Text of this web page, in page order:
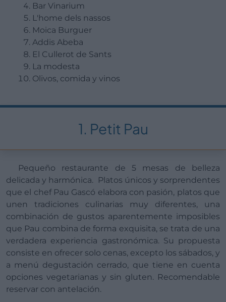
Bar Vinarium
L'home dels nassos
Moica Burguer
Addis Abeba
El Cullerot de Sants
La modesta
Olivos, comida y vinos
1. Petit Pau
Pequeño restaurante de 5 mesas de belleza
delicada y harmónica. Platos únicos y sorprendentes
que el chef Pau Gascó elabora con pasión, platos que
unen tradiciones culinarias muy diferentes, una
combinación de gustos aparentemente imposibles
que Pau combina de forma exquisita, se trata de una
verdadera experiencia gastronómica. Su propuesta
consiste en ofrecer solo cenas, excepto los sábados, y
a menú degustación cerrado, que tiene en cuenta
opciones vegetarianas y sin gluten. Recomendable
reservar con antelación.